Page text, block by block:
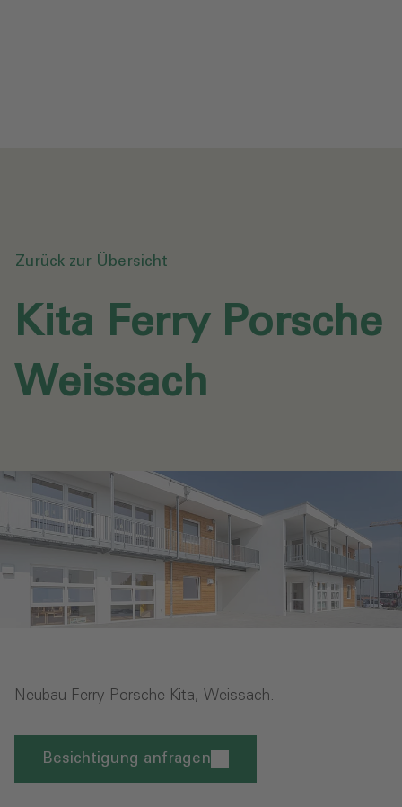
Zurück zur Übersicht
Kita Ferry Porsche
Weissach‎
Neubau Ferry Porsche Kita, Weissach.
Besichtigung anfragen